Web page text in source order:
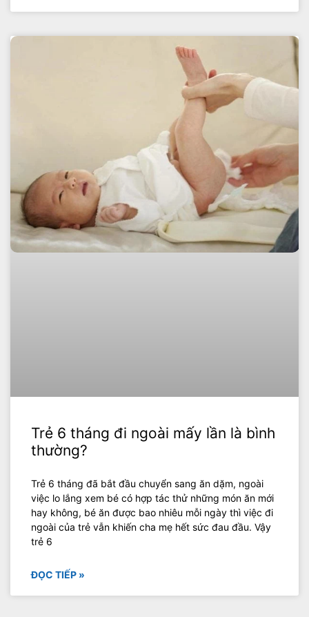
Trẻ 6 tháng đi ngoài mấy lần là bình
thường?
Trẻ 6 tháng đã bắt đầu chuyển sang ăn dặm, ngoài
việc lo lắng xem bé có hợp tác thử những món ăn mới
hay không, bé ăn được bao nhiêu mỗi ngày thì việc đi
ngoài của trẻ vẫn khiến cha mẹ hết sức đau đầu. Vậy
trẻ 6
ĐỌC TIẾP »